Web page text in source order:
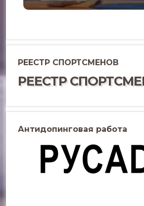
РЕЕСТР СПОРТСМЕНОВ
РЕЕСТР
Антидопинговая работа